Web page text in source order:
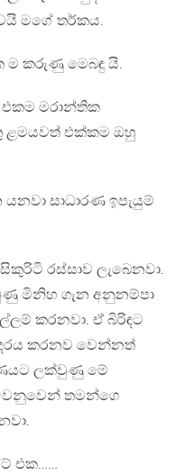
මගේ තර්කය.
ම කරුණු මෙබඳු යි.
එකම මරාන්තික
ළමයවත් එක්කම ඔහු
සාධාරණ ඉපැයුම්
රස්සාව ලැබෙනවා.
මිනිහ ගැන අනුනම්පා
කරනවා. ඒ බිරිඳට
කරනව වෙන්නත්
ලක්වුණු මේ
තමන්ගෙ
එක……